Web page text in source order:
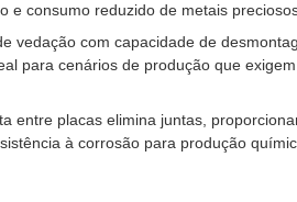
e consumo reduzido de metais
vedação com capacidade de
para cenários de produção que
entre placas elimina juntas,
à corrosão para produção